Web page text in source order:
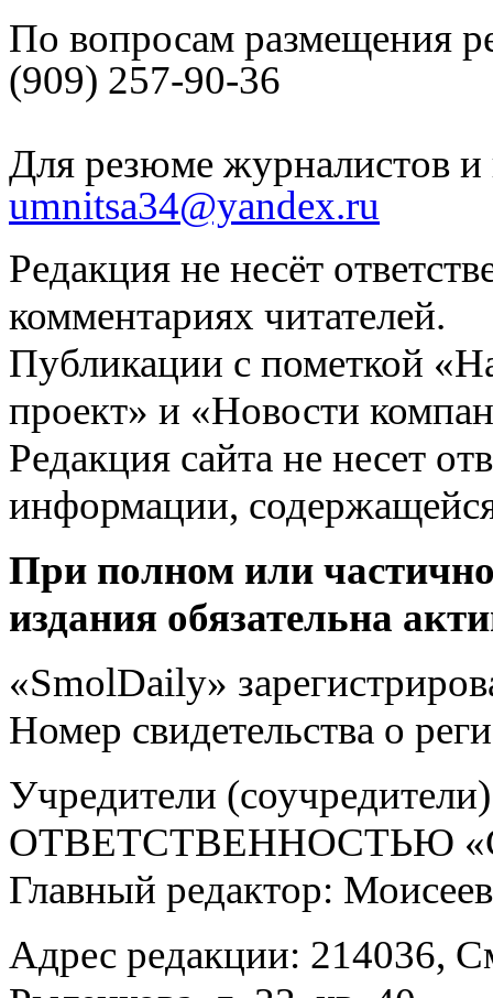
По вопросам размещения
(909) 257-90-36
Для резюме журналистов и
umnitsa34@yandex.ru
Редакция не несёт
комментариях читателей.
Публикации с пометкой
проект» и «Новости
Редакция сайта не несет
информации,
При полном или
издания обязательна
«SmolDaily»
Номер свидетельства о
Учредители
ОТВЕТСТВЕННОСТЬЮ
Главный редактор:
Адрес редакции: 214036,